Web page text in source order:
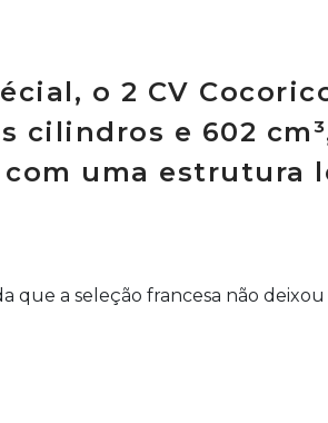
o 2 CV
cilindros e 602
uma estrutura